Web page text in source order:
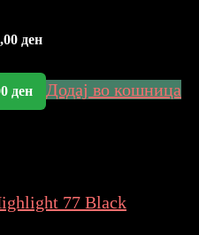
ден
ден Додај во кошница